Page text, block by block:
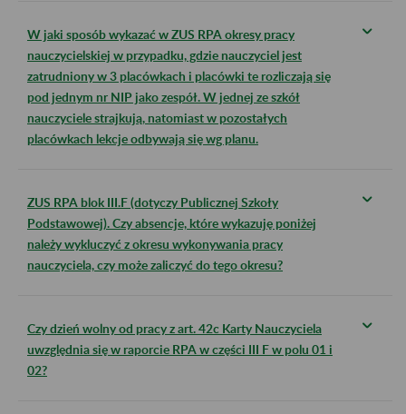
W jaki sposób wykazać w ZUS RPA okresy pracy
nauczycielskiej w przypadku, gdzie nauczyciel jest
zatrudniony w 3 placówkach i placówki te rozliczają się
pod jednym nr NIP jako zespół. W jednej ze szkół
nauczyciele strajkują, natomiast w pozostałych
placówkach lekcje odbywają się wg planu.
ZUS RPA blok III.F (dotyczy Publicznej Szkoły
Podstawowej). Czy absencje, które wykazuję poniżej
należy wykluczyć z okresu wykonywania pracy
nauczyciela, czy może zaliczyć do tego okresu?
Czy dzień wolny od pracy z art. 42c Karty Nauczyciela
uwzględnia się w raporcie RPA w części III F w polu 01 i
02?